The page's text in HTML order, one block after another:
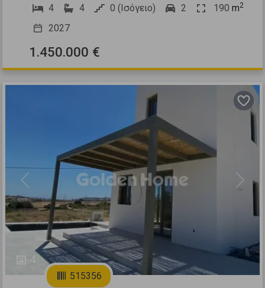
4
4 0 (Ισόγειο) 2 190 m2
2027
1.450.000 €
4
Previous Next
515356